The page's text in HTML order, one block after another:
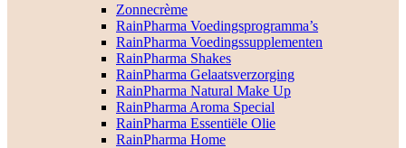
Zonnecrème
RainPharma Voedingsprogramma’s
RainPharma Voedingssupplementen
RainPharma Shakes
RainPharma Gelaatsverzorging
RainPharma Natural Make Up
RainPharma Aroma Special
RainPharma Essentiële Olie
RainPharma Home